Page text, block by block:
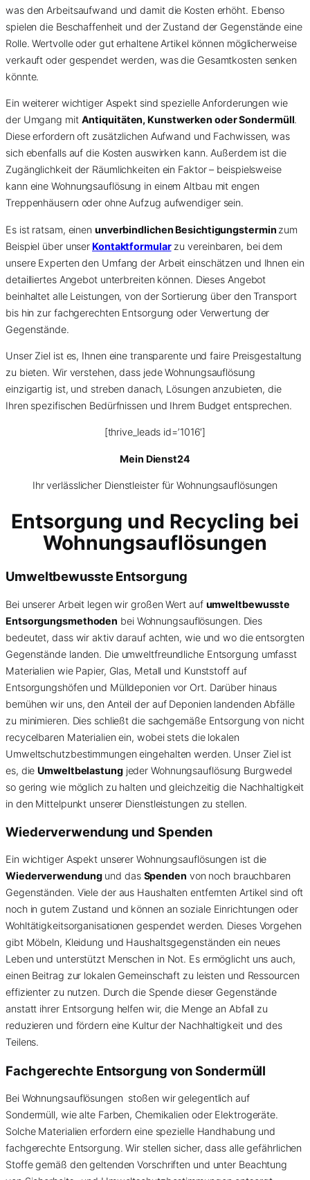
was den Arbeitsaufwand und damit die Kosten erhöht. Ebenso
spielen die Beschaffenheit und der Zustand der Gegenstände eine
Rolle. Wertvolle oder gut erhaltene Artikel können möglicherweise
verkauft oder gespendet werden, was die Gesamtkosten senken
könnte.
Ein weiterer wichtiger Aspekt sind spezielle Anforderungen wie
der Umgang mit Antiquitäten, Kunstwerken oder Sondermüll.
Diese erfordern oft zusätzlichen Aufwand und Fachwissen, was
sich ebenfalls auf die Kosten auswirken kann. Außerdem ist die
Zugänglichkeit der Räumlichkeiten ein Faktor – beispielsweise
kann eine Wohnungsauflösung in einem Altbau mit engen
Treppenhäusern oder ohne Aufzug aufwendiger sein.
Es ist ratsam, einen unverbindlichen Besichtigungstermin zum
Beispiel über unserKontaktformularzu vereinbaren, bei dem
unsere Experten den Umfang der Arbeit einschätzen und Ihnen ein
detailliertes Angebot unterbreiten können. Dieses Angebot
beinhaltet alle Leistungen, von der Sortierung über den Transport
bis hin zur fachgerechten Entsorgung oder Verwertung der
Gegenstände.
Unser Ziel ist es, Ihnen eine transparente und faire Preisgestaltung
zu bieten. Wir verstehen, dass jede Wohnungsauflösung
einzigartig ist, und streben danach, Lösungen anzubieten, die
Ihren spezifischen Bedürfnissen und Ihrem Budget entsprechen.
[thrive_leads id=’1016′]
Mein Dienst24
Ihr verlässlicher Dienstleister für Wohnungsauflösungen
Entsorgung und Recycling bei
Wohnungsauflösungen
Umweltbewusste Entsorgung
Bei unserer Arbeit legen wir großen Wert auf umweltbewusste
Entsorgungsmethoden bei Wohnungsauflösungen. Dies
bedeutet, dass wir aktiv darauf achten, wie und wo die entsorgten
Gegenstände landen. Die umweltfreundliche Entsorgung umfasst
Materialien wie Papier, Glas, Metall und Kunststoff auf
Entsorgungshöfen und Mülldeponien vor Ort. Darüber hinaus
bemühen wir uns, den Anteil der auf Deponien landenden Abfälle
zu minimieren. Dies schließt die sachgemäße Entsorgung von nicht
recycelbaren Materialien ein, wobei stets die lokalen
Umweltschutzbestimmungen eingehalten werden. Unser Ziel ist
es, dieUmweltbelastungjeder Wohnungsauflösung Burgwedel
so gering wie möglich zu halten und gleichzeitig die Nachhaltigkeit
in den Mittelpunkt unserer Dienstleistungen zu stellen.
Wiederverwendung und Spenden
Ein wichtiger Aspekt unserer Wohnungsauflösungen ist die
Wiederverwendungund das Spenden von noch brauchbaren
Gegenständen. Viele der aus Haushalten entfernten Artikel sind oft
noch in gutem Zustand und können an soziale Einrichtungen oder
Wohltätigkeitsorganisationen gespendet werden. Dieses Vorgehen
gibt Möbeln, Kleidung und Haushaltsgegenständen ein neues
Leben und unterstützt Menschen in Not. Es ermöglicht uns auch,
einen Beitrag zur lokalen Gemeinschaft zu leisten und Ressourcen
effizienter zu nutzen. Durch die Spende dieser Gegenstände
anstatt ihrer Entsorgung helfen wir, die Menge an Abfall zu
reduzieren und fördern eine Kultur der Nachhaltigkeit und des
Teilens.
Fachgerechte Entsorgung vonSondermüll
Bei Wohnungsauflösungen stoßen wir gelegentlich auf
Sondermüll, wie alte Farben, Chemikalien oder Elektrogeräte.
Solche Materialien erfordern eine spezielle Handhabung und
fachgerechte Entsorgung. Wir stellen sicher, dass alle gefährlichen
Stoffe gemäß den geltenden Vorschriften und unter Beachtung